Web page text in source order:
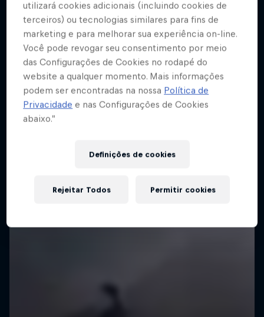
utilizará cookies adicionais (incluindo cookies de
terceiros) ou tecnologias similares para fins de
marketing e para melhorar sua experiência on-line.
Você pode revogar seu consentimento por meio
das Configurações de Cookies no rodapé do
website a qualquer momento. Mais informações
podem ser encontradas na nossa Política de
Privacidade e nas Configurações de Cookies
abaixo.”
Definições de cookies
Rejeitar Todos Permitir cookies